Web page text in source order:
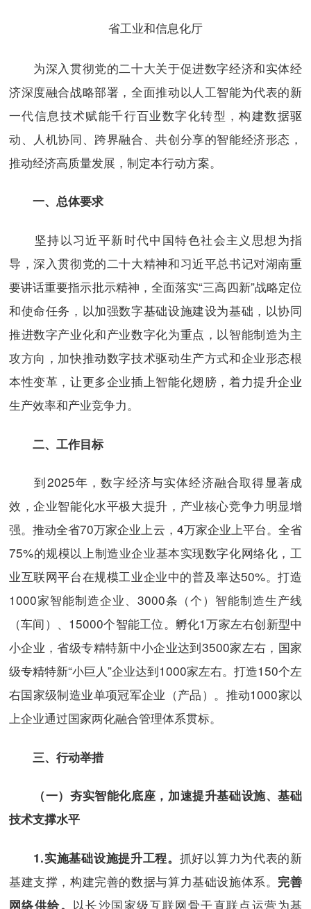
省工业和信息化厅
为深入贯彻党的二十大关于促进数字经济和实体经
济深度融合战略部署，全面推动以人工智能为代表的新
一代信息技术赋能千行百业数字化转型，构建数据驱
动、人机协同、跨界融合、共创分享的智能经济形态，
推动经济高质量发展，制定本行动方案。
一、总体要求
坚持以习近平新时代中国特色社会主义思想为指
导，深入贯彻党的二十大精神和习近平总书记对湖南重
要讲话重要指示批示精神，全面落实“三高四新”战略定位
和使命任务，以加强数字基础设施建设为基础，以协同
推进数字产业化和产业数字化为重点，以智能制造为主
攻方向，加快推动数字技术驱动生产方式和企业形态根
本性变革，让更多企业插上智能化翅膀，着力提升企业
生产效率和产业竞争力。
二、工作目标
到2025年，数字经济与实体经济融合取得显著成
效，企业智能化水平极大提升，产业核心竞争力明显增
强。推动全省70万家企业上云，4万家企业上平台。全省
75%的规模以上制造业企业基本实现数字化网络化，工
业互联网平台在规模工业企业中的普及率达50%。打造
1000家智能制造企业、3000条（个）智能制造生产线
（车间）、15000个智能工位。孵化1万家左右创新型中
小企业，省级专精特新中小企业达到3500家左右，国家
级专精特新“小巨人”企业达到1000家左右。打造150个左
右国家级制造业单项冠军企业（产品）。推动1000家以
上企业通过国家两化融合管理体系贯标。
三、行动举措
（一）夯实智能化底座，加速提升基础设施、基础
技术支撑水平
1.实施基础设施提升工程。 抓好以算力为代表的新
基建支撑，构建完善的数据与算力基础设施体系。 完善
网络供给。 以长沙国家级互联网骨干直联点运营为基